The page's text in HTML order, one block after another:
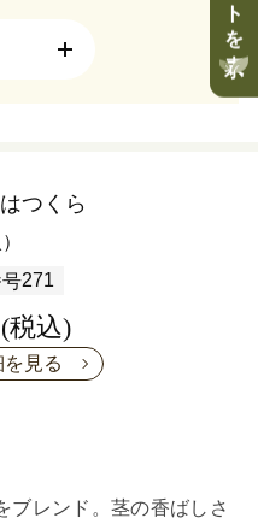
つくら
271
税込)
見る
ブレンド。茎の香ばしさ